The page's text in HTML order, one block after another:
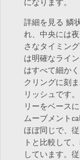
になります。
詳細を見る 鱗
れ、中央には
さなタイミン
は明確なライ
はすべて細か
クリングに刻
リッシュです
リーをベース
ムーブメント
ほぼ同じで、
トと比較して
しています。